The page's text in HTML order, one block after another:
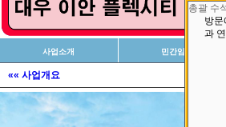
사업소개 민간임대
«« 사업개요